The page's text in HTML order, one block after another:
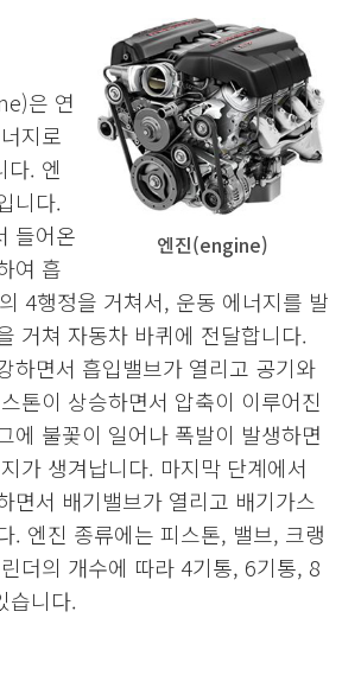
엔진(engine)
은 연
지로
다. 엔
니다.
들어온
여 흡
4행정을 거쳐서, 운동 에너지를 발
거쳐 자동차 바퀴에 전달합니다.
하면서 흡입밸브가 열리고 공기와
톤이 상승하면서 압축이 이루어진
에 불꽃이 일어나 폭발이 발생하면
가 생겨납니다. 마지막 단계에서
면서 배기밸브가 열리고 배기가스
. 엔진 종류에는 피스톤, 밸브, 크랭
더의 개수에 따라 4기통, 6기통, 8
습니다.